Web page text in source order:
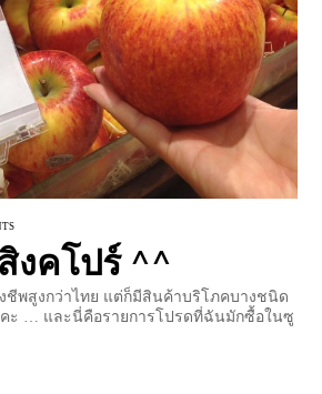
งคโปร์ ^^
ชีพสูงกว่าไทย แต่ก็มีสินค้าบริโภคบางชนิด
คะ … และนี่คือรายการโปรดที่ฉันมักซื้อในซู